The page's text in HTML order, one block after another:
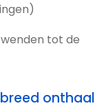
tot de
onthaal